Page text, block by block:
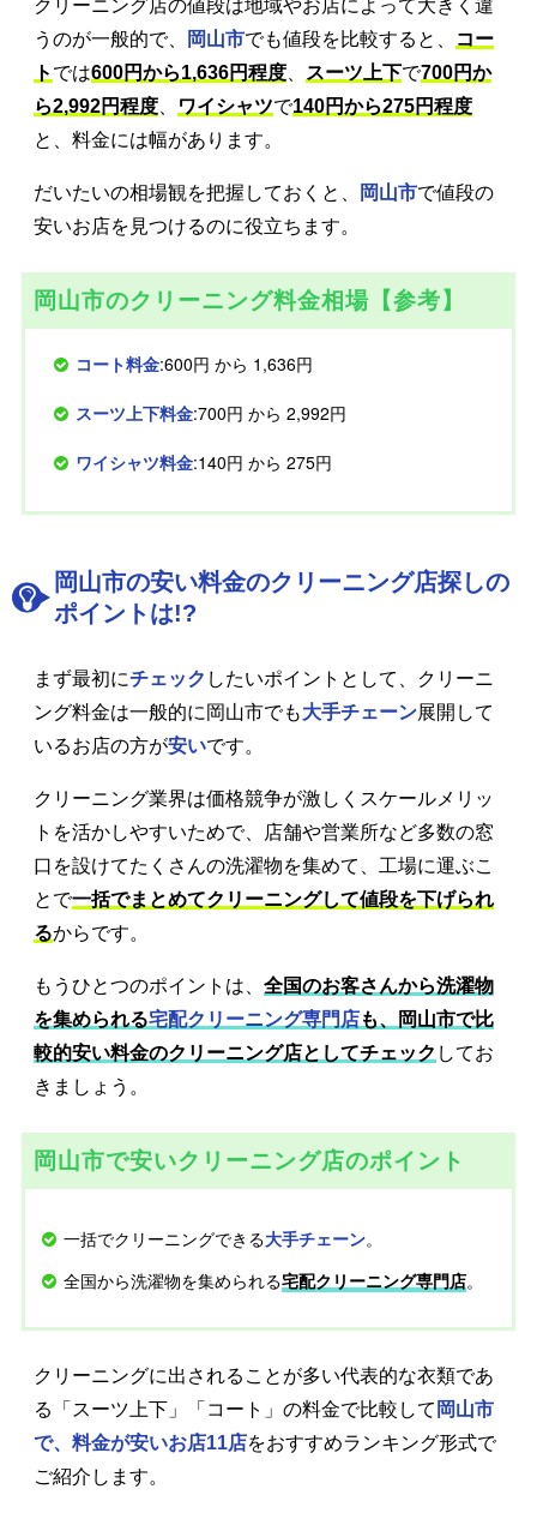
クリーニング店の値段は地域やお店によって大きく違
うのが一般的で、
岡山市でも値段を比較すると、
コー
ト では600円から1,636円程度 スーツ上下で700円か
ら2,992円程度
ワイシャツで140円から275円程度
と、料金には幅があります。
だいたいの相場観を把握しておくと、 岡山市で値段の
安いお店を見つけるのに役立ちます。
岡山市のクリーニング料金相場【参考】
コート料金:600円 から 1,636円
スーツ上下料金:700円 から 2,992円
ワイシャツ料金:140円 から 275円
岡山市の安い料金のクリーニング店探しの
ポイントは!?
まず最初にチェック したいポイントとして、クリーニ
ング料金は一般的に岡山市でも大手チェーン展開して
いるお店の方が安いです。
クリーニング業界は価格競争が激しくスケールメリッ
トを活かしやすいためで、店舗や営業所など多数の窓
口を設けてたくさんの洗濯物を集めて、工場に運ぶこ
とで一括でまとめてクリーニングして値段を下げられ
るからです。
もうひとつのポイントは、 全国のお客さんから洗濯物
を集められる宅配クリーニング専門店も、岡山市で比
較的安い料金のクリーニング店としてチェック してお
きましょう。
岡山市で安いクリーニング店のポイント
一括でクリーニングできる大手チェーン。
全国から洗濯物を集められる宅配クリーニング専門店。
クリーニングに出されることが多い代表的な衣類であ
る「スーツ上下」「コート」の料金で比較して 岡山市
で、料金が安いお店11店をおすすめランキング形式で
ご紹介します。